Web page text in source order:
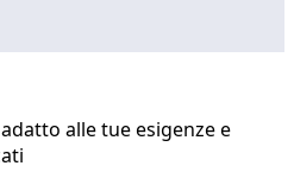
alle tue esigenze e